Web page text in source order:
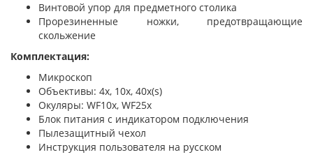
Винтовой упор для предметного столика
Прорезиненные ножки, предотвращающие
скольжение
Комплектация:
Микроскоп
Объективы: 4x, 10x, 40x(s)
Окуляры: WF10x, WF25x
Блок питания с индикатором подключения
Пылезащитный чехол
Инструкция пользователя на русском